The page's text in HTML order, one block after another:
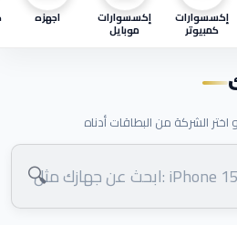
إكسسوارات
كمبيوتر
إكسسوارات
موبايل
اجهزه
الشركة من البطاقات أدناه
🔍